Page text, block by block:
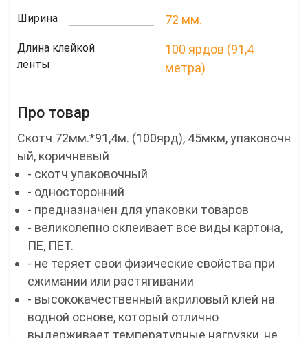
Ширина 72 мм.
Длина клейкой
ленты
100 ярдов (91,4
метра)
Про товар
Скотч 72мм.*91,4м. (100ярд), 45мкм, упаковочн
ый, коричневый
- скотч упаковочный
- односторонний
- предназначен для упаковки товаров
- великолепно склеивает все виды картона,
ПЕ, ПЕТ.
- не теряет свои физические свойства при
сжимании или растягивании
- высококачественный акриловый клей на
водной основе, который отлично
выдерживает температурные нагрузки, не